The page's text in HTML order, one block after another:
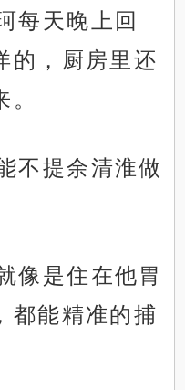
每天晚上回
的，厨房里还
不提余清淮做
像是住在他胃
都能精准的捕